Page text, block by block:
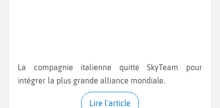
La compagnie italienne quitte SkyTeam pour
intégrer la plus grande alliance mondiale.
Lire l'article